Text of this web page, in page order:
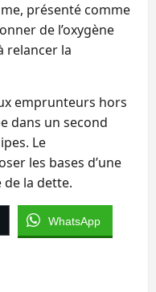
présenté comme
de l’oxygène
relancer la
emprunteurs hors
dans un second
Le
les bases d’une
la dette.
WhatsApp